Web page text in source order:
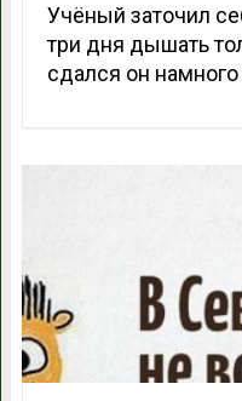
Учёный заточил
три дня дышать
сдался он